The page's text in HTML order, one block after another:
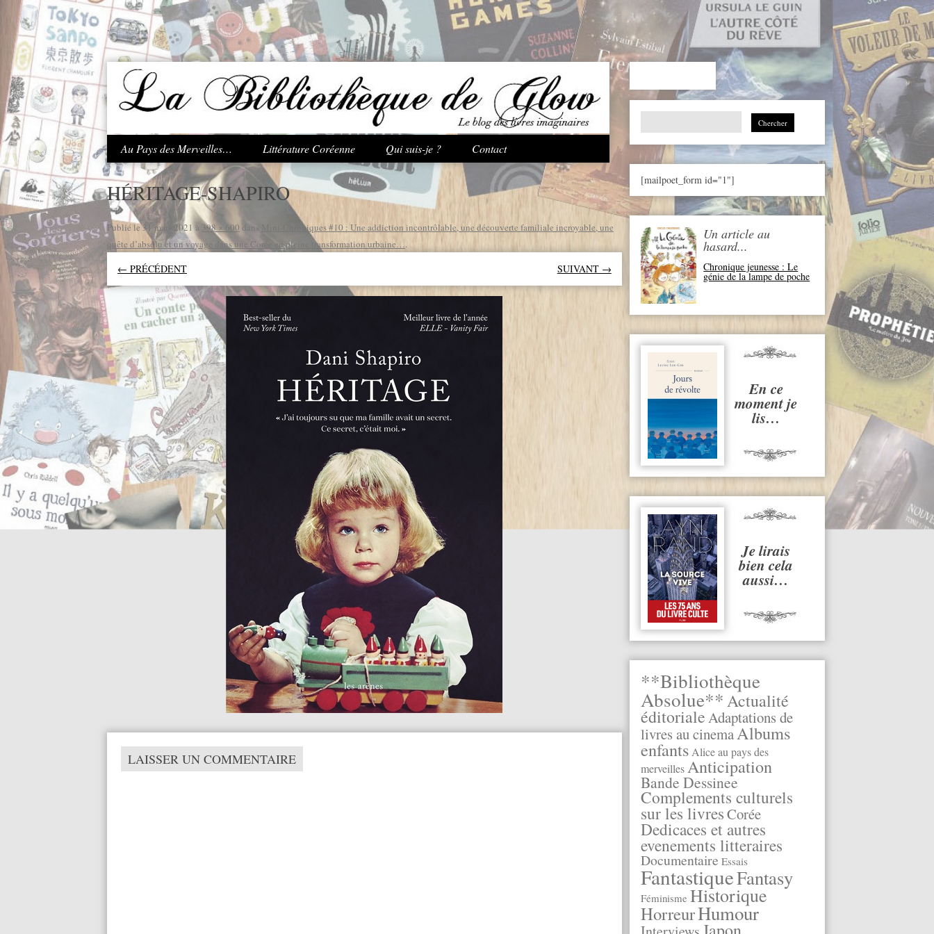
.
Aller au contenu principal
Au Pays des Merveilles… Littérature Coréenne Qui suis-je ? Contact
Search
[mailpoet_form id="1"]
Un article au
hasard...
Chronique jeunesse : Le
génie de la lampe de poche
En ce
moment je
lis…
Je lirais
bien cela
aussi…
**Bibliothèque
Absolue**Actualité
éditorialeAdaptations de
livres au cinemaAlbums
enfantsAlice au pays des
merveillesAnticipation
Bande Dessinee
Complements culturels
sur les livresCorée
Dedicaces et autres
evenements litteraires
Documentaire Essais
FantastiqueFantasy
Féminisme Historique
HorreurHumour
HÉRITAGE-SHAPIRO
Publié le31 mars 2021à 398 × 600 dans
Mini-Chroniques #10 : Une addiction incontrôlable, une découverte familiale incroyable, une
quête d’absolu et un voyage dans une Corée en pleine transformation urbaine….
← PRÉCÉDENT SUIVANT →
LAISSER UN COMMENTAIRE